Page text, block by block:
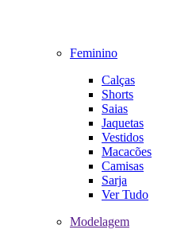
Feminino
Calças
Shorts
Saias
Jaquetas
Vestidos
Macacões
Camisas
Sarja
Ver Tudo
Modelagem